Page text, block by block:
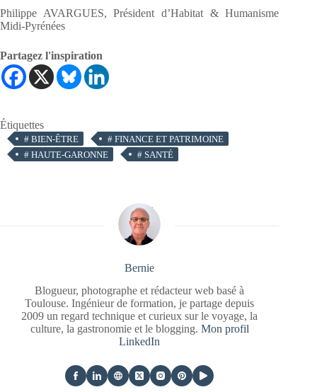
Philippe AVARGUES, Président d’Habitat & Humanisme
Midi-Pyrénées
Partagez l'inspiration
Étiquettes
# BIEN-ÊTRE # FINANCE ET PATRIMOINE
# HAUTE-GARONNE # SANTÉ
Bernie
Blogueur, photographe et rédacteur web basé à
Toulouse. Ingénieur de formation, je partage depuis
2009 un regard technique et curieux sur le voyage, la
culture, la gastronomie et le blogging. Mon profil
LinkedIn